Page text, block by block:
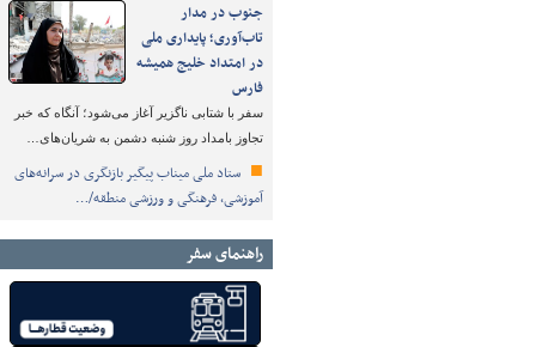
جنوب در مدار
تاب‌آوری؛ پایداری ملی
در امتداد خلیج همیشه
فارس
سفر با شتابی ناگزیر آغاز می‌شود؛ آنگاه که خبر
تجاوز بامداد روز شنبه دشمن به شریان‌های…
ستاد ملی میناب پیگیر بازنگری در سرانه‌های
آموزشی، فرهنگی و ورزشی منطقه/…
راهنمای سفر